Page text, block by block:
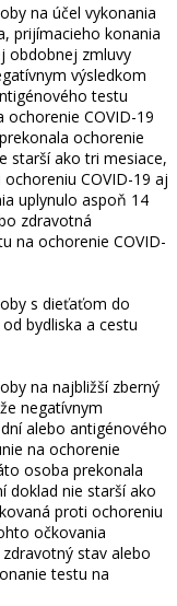
na účel vykonania
prijímacieho konania
obdobnej zmluvy
výsledkom
testu
COVID-19
ochorenie
starší ako tri mesiace,
COVID-19 aj
uplynulo aspoň 14
zdravotná
na ochorenie COVID-
s dieťaťom do
bydliska a cestu
na najbližší zberný
negatívnym
alebo antigénového
na ochorenie
osoba prekonala
doklad nie starší ako
proti ochoreniu
očkovania
stav alebo
testu na